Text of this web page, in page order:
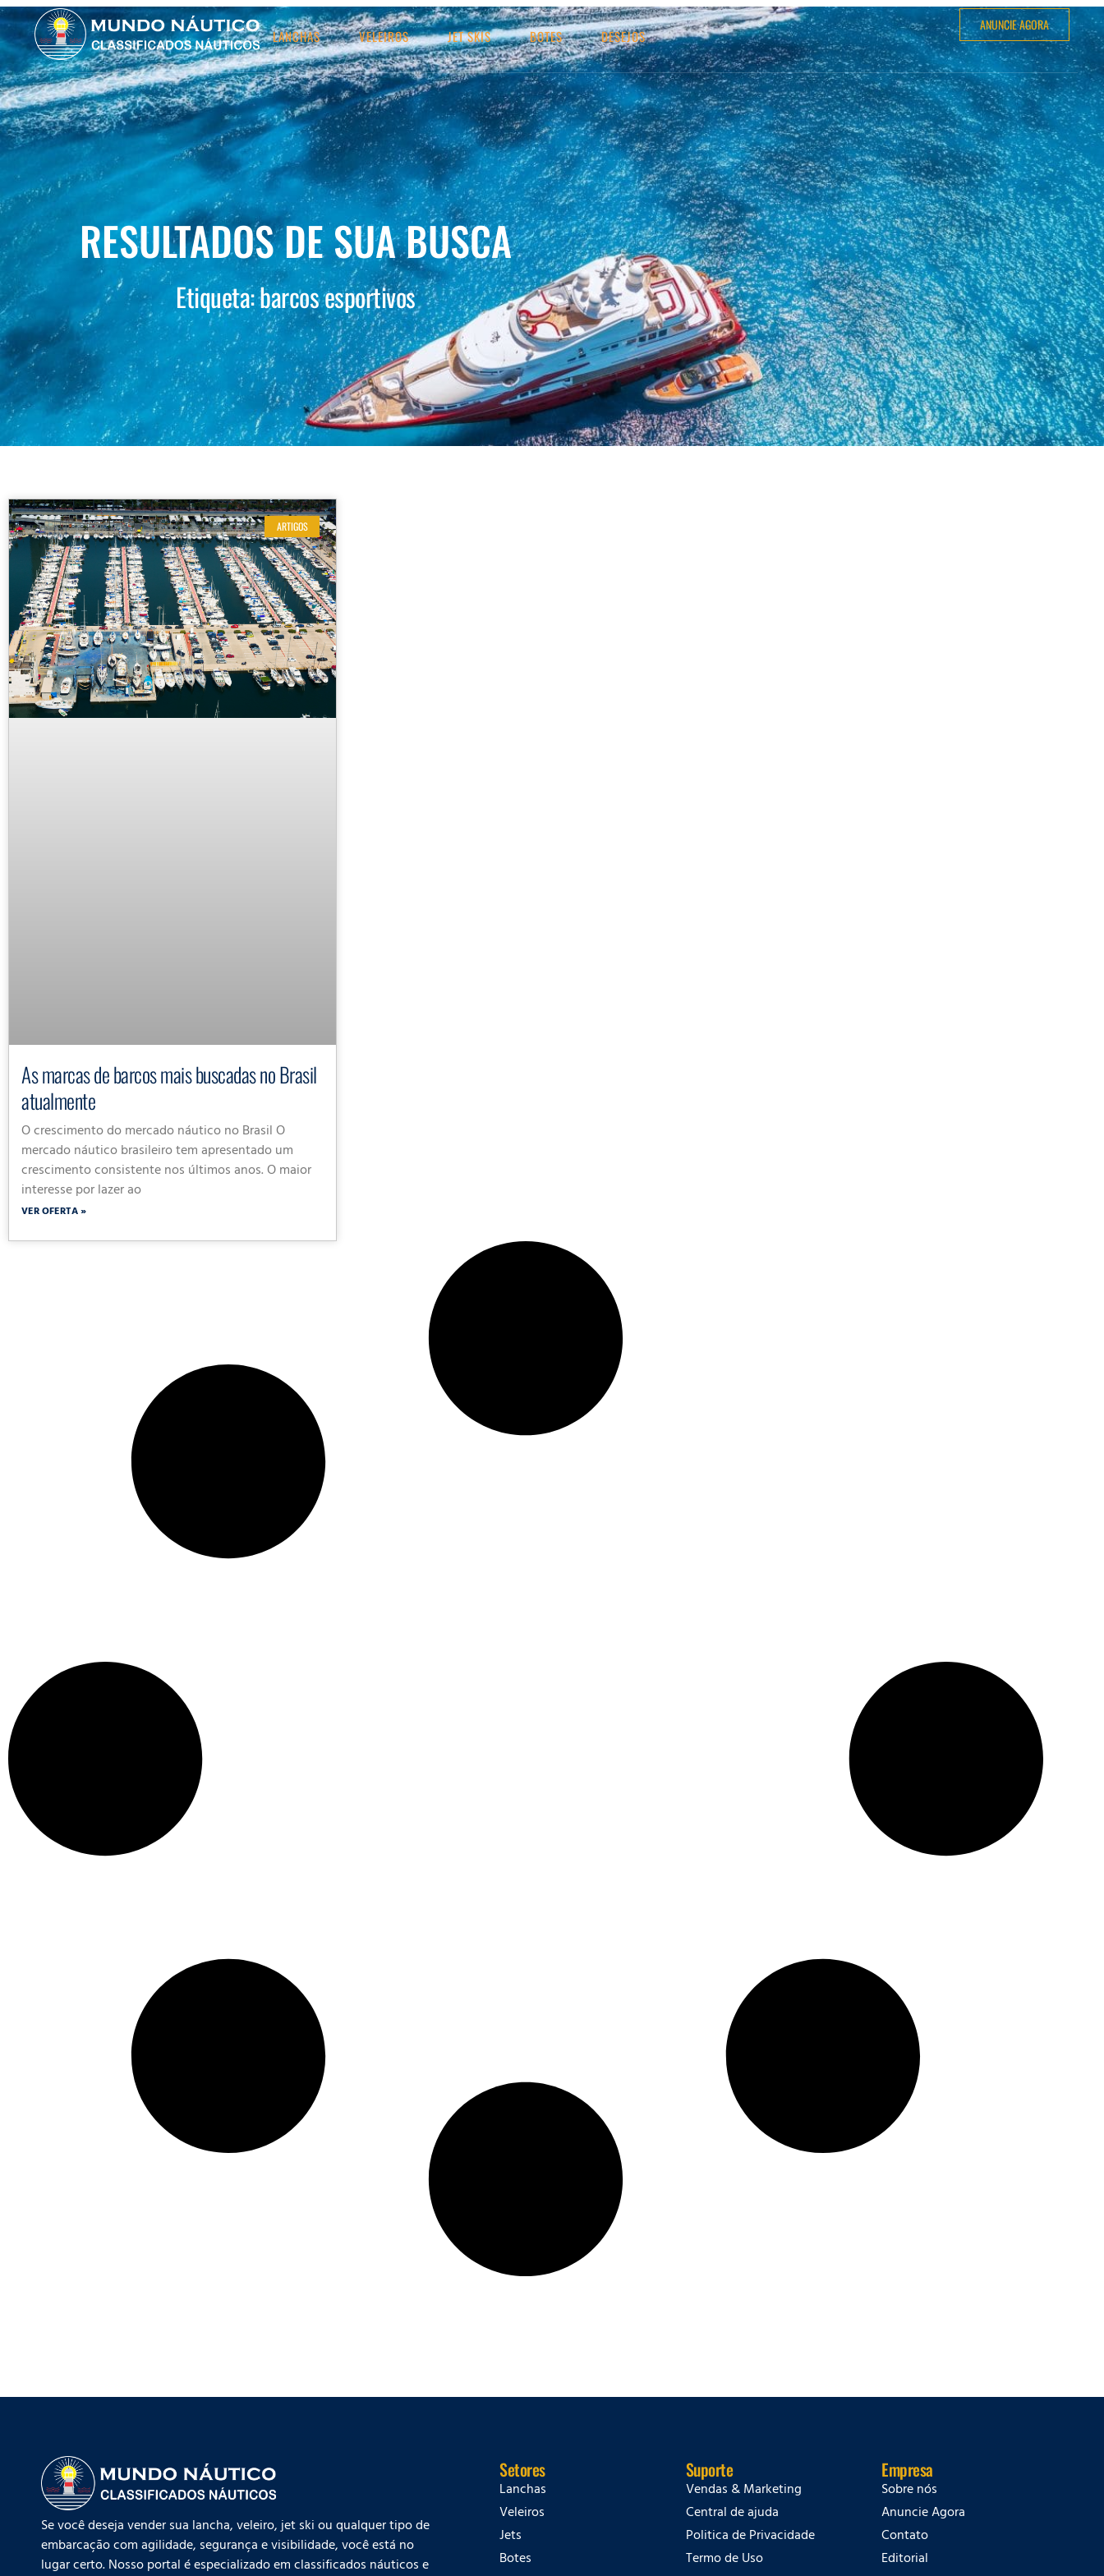
LANCHAS VELEIROS JET SKIS BOTES DESEJOS
ANUNCIE AGORA
RESULTADOS DE SUA BUSCA
Etiqueta: barcos esportivos
ARTIGOS
As marcas de barcos mais buscadas no Brasil
atualmente
O crescimento do mercado náutico no Brasil O
mercado náutico brasileiro tem apresentado um
crescimento consistente nos últimos anos. O maior
interesse por lazer ao
VER OFERTA »
Se você deseja vender sua lancha, veleiro, jet ski ou qualquer tipo de
embarcação com agilidade, segurança e visibilidade, você está no
lugar certo. Nosso portal é especializado em classificados náuticos e
Setores
Lanchas
Veleiros
Jets
Botes
Suporte
Vendas & Marketing
Central de ajuda
Politica de Privacidade
Termo de Uso
Empresa
Sobre nós
Anuncie Agora
Contato
Editorial